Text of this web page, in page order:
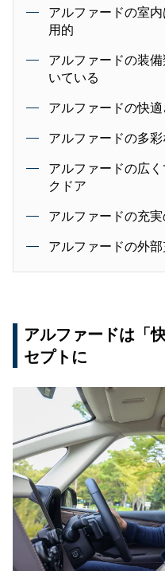
アルファードの室
用的
アルファードの装
いている
アルファードの快
アルファードの多
アルファードの広
クドア
アルファードの充
アルファードの外
アルファードは「
セプトに